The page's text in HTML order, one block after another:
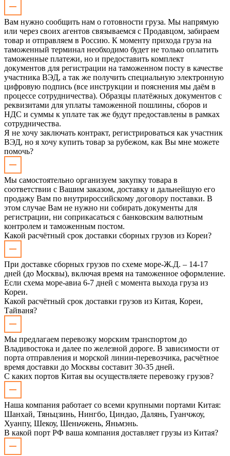
Вам нужно сообщить нам о готовности груза. Мы напрямую
или через своих агентов связываемся с Продавцом, забираем
товар и отправляем в Россию. К моменту прихода груза на
таможенный терминал необходимо будет не только оплатить
таможенные платежи, но и предоставить комплект
документов для регистрации на таможенном посту в качестве
участника ВЭД, а так же получить специальную электронную
цифровую подпись (все инструкции и пояснения мы даём в
процессе сотрудничества). Образцы платёжных документов с
реквизитами для уплаты таможенной пошлины, сборов и
НДС и суммы к уплате так же будут предоставлены в рамках
сотрудничества.
Я не хочу заключать контракт, регистрироваться как участник
ВЭД, но я хочу купить товар за рубежом, как Вы мне можете
помочь?
Мы самостоятельно организуем закупку товара в
соответствии с Вашим заказом, доставку и дальнейшую его
продажу Вам по внутрироссийскому договору поставки. В
этом случае Вам не нужно ни собирать документы для
регистрации, ни соприкасаться с банковским валютным
контролем и таможенным постом.
Какой расчётный срок доставки сборных грузов из Кореи?
При доставке сборных грузов по схеме море-Ж.Д. – 14-17
дней (до Москвы), включая время на таможенное оформление.
Если схема море-авиа 6-7 дней с момента выхода груза из
Кореи.
Какой расчётный срок доставки грузов из Китая, Кореи,
Тайваня?
Мы предлагаем перевозку морским транспортом до
Владивостока и далее по железной дороге. В зависимости от
порта отправления и морской линии-перевозчика, расчётное
время доставки до Москвы составит 30-35 дней.
С каких портов Китая вы осуществляете перевозку грузов?
Наша компания работает со всеми крупными портами Китая:
Шанхай, Тяньцзинь, Нингбо, Циндао, Далянь, Гуанчжоу,
Хуанпу, Шекоу, Шеньчжень, Яньмэнь.
В какой порт РФ ваша компания доставляет грузы из Китая?